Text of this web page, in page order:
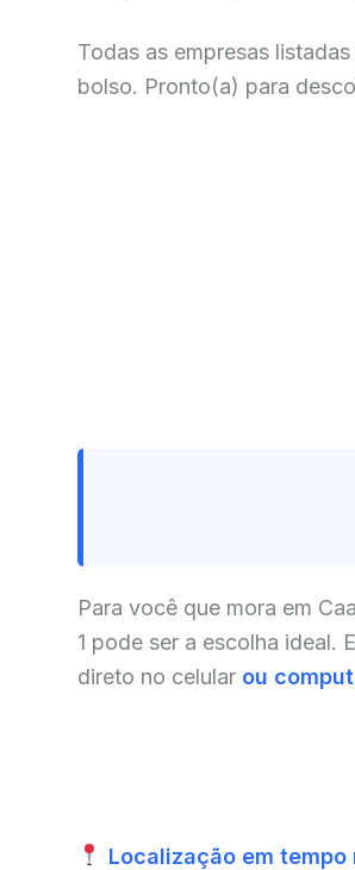
Todas as empresas
bolso. Pronto(a) para
Para você que mora em
1 pode ser a escolha ideal.
direto no celular ou
Localização em tempo